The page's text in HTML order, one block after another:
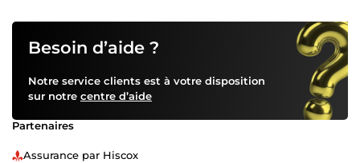
Besoin d’aide ?
Notre service clients est à votre disposition
sur notre centre d’aide
Partenaires
Assurance par Hiscox